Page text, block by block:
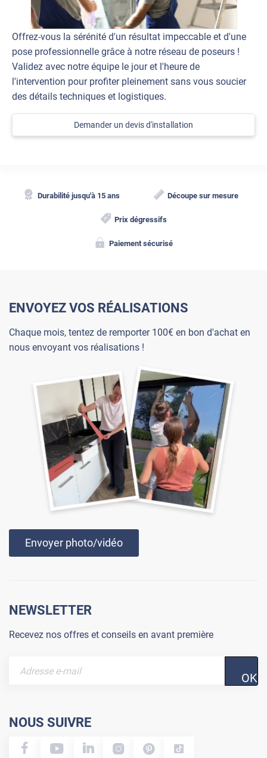
Offrez-vous la sérénité d'un résultat impeccable et d'une
pose professionnelle grâce à notre réseau de poseurs !
Validez avec notre équipe le jour et l'heure de
l'intervention pour profiter pleinement sans vous soucier
des détails techniques et logistiques.
Demander un devis d'installation
Durabilité jusqu'à 15 ans Découpe sur mesure
Prix dégressifs
Paiement sécurisé
ENVOYEZ VOS RÉALISATIONS
Chaque mois, tentez de remporter 100€ en bon d'achat en
nous envoyant vos réalisations !
Envoyer photo/vidéo
NEWSLETTER
Recevez nos offres et conseils en avant première
OK
NOUS SUIVRE